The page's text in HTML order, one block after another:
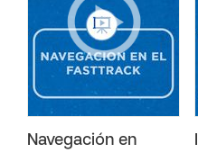
Navegación en